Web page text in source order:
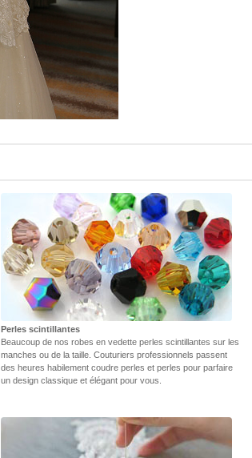
Perles scintillantes
Beaucoup de nos robes en vedette perles scintillantes sur les
manches ou de la taille. Couturiers professionnels passent
des heures habilement coudre perles et perles pour parfaire
un design classique et élégant pour vous.